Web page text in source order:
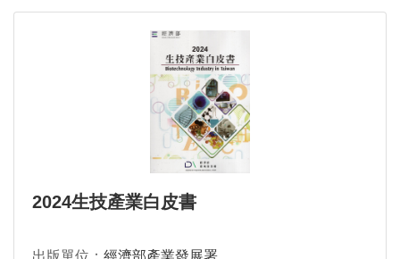
2024生技產業白皮書
出版單位： 經濟部產業發展署